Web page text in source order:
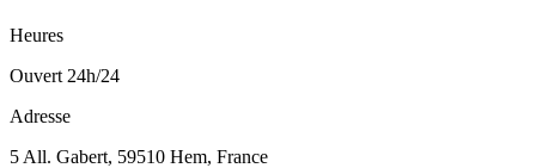
Heures
Ouvert 24h/24
Adresse
5 All. Gabert, 59510 Hem, France